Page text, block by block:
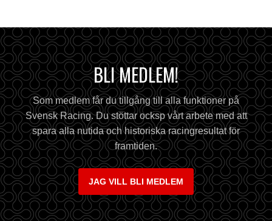
BLI MEDLEM!
Som medlem får du tillgång till alla funktioner på
Svensk Racing. Du stöttar ocksp vårt arbete med att
spara alla nutida och historiska racingresultat för
framtiden.
JAG VILL BLI MEDLEM